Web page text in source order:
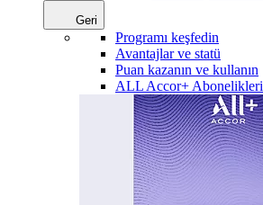
Geri
Programı keşfedin
Avantajlar ve statü
Puan kazanın ve kullanın
ALL Accor+ Abonelikleri